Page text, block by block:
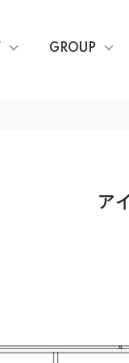
GROUP
ア